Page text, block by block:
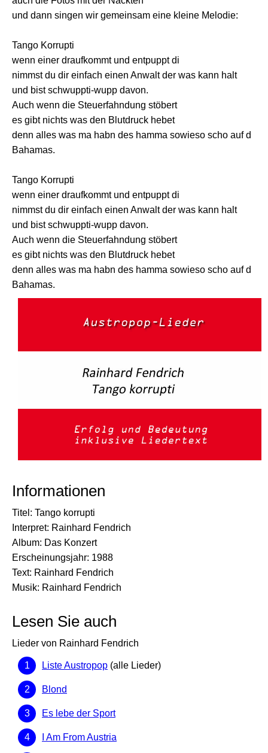
und dann singen wir gemeinsam eine kleine Melodie:
Tango Korrupti
wenn einer draufkommt und entpuppt di
nimmst du dir einfach einen Anwalt der was kann halt
und bist schwuppti-wupp davon.
Auch wenn die Steuerfahndung stöbert
es gibt nichts was den Blutdruck hebet
denn alles was ma habn des hamma sowieso scho auf d
Bahamas.
Tango Korrupti
wenn einer draufkommt und entpuppt di
nimmst du dir einfach einen Anwalt der was kann halt
und bist schwuppti-wupp davon.
Auch wenn die Steuerfahndung stöbert
es gibt nichts was den Blutdruck hebet
denn alles was ma habn des hamma sowieso scho auf d
Bahamas.
Informationen
Titel: Tango korrupti
Interpret: Rainhard Fendrich
Album: Das Konzert
Erscheinungsjahr: 1988
Text: Rainhard Fendrich
Musik: Rainhard Fendrich
Lesen Sie auch
Lieder von Rainhard Fendrich
Liste Austropop (alle Lieder)
Blond
Es lebe der Sport
I Am From Austria